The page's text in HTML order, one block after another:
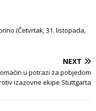
(Četvrtak, 31. listopada,
NEXT
u potrazi za pobjedom
izazovne ekipe Stuttgarta